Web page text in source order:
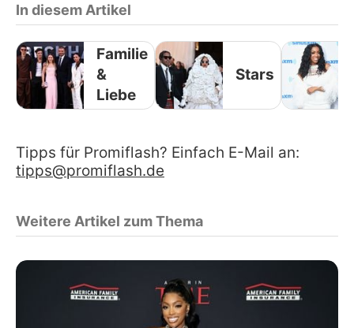
In diesem Artikel
Familie
&
Liebe
Stars
Tipps für Promiflash? Einfach E-Mail an:
tipps@promiflash.de
Weitere Artikel zum Thema